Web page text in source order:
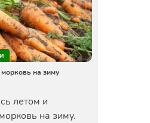
на зиму
летом и
на зиму.